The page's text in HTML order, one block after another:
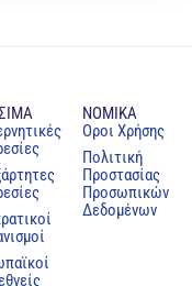
NOMIKA
Oροι Χρήσης
Πολιτική
Προστασίας
Προσωπικών
Δεδομένων